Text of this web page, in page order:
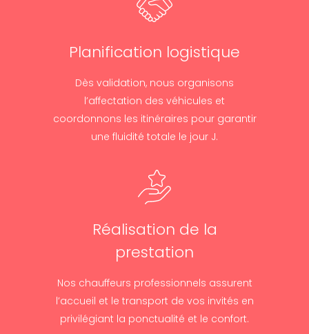
Planification logistique
Dès validation, nous organisons
l’affectation des véhicules et
coordonnons les itinéraires pour garantir
une fluidité totale le jour J.
Réalisation de la
prestation
Nos chauffeurs professionnels assurent
l’accueil et le transport de vos invités en
privilégiant la ponctualité et le confort.